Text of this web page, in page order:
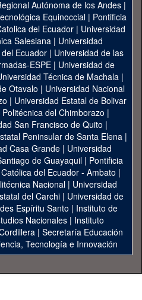
Autónoma de los Andes|
Equinoccial| Pontificia
del Ecuador | Universidad
Salesiana | Universidad
Ecuador | Universidad de las
ESPE | Universidad de
Técnica de Machala|
Otavalo | Universidad Nacional
| Universidad Estatal de Bolivar
Politécnica del Chimborazo |
San Francisco de Quito |
Peninsular de Santa Elena|
Casa Grande | Universidad
de Guayaquil| Pontificia
del Ecuador - Ambato |
Nacional| Universidad
del Carchi| Universidad de
Espíritu Santo | Instituto de
Nacionales | Instituto
| Secretaría Educación
Tecnología e Innovación